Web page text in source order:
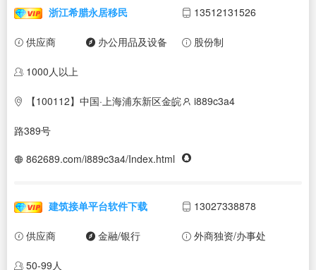
浙江希腊永居移民 13512131526
供应商 办公用品及设备 股份制
1000人以上
【100112】中国·上海浦东新区金皖
路389号
i889c3a4
862689.com/i889c3a4/Index.html
建筑接单平台软件下载 13027338878
供应商 金融/银行 外商独资/办事处
50-99人